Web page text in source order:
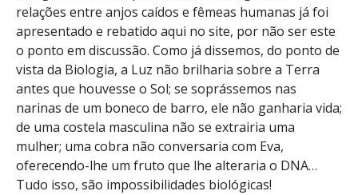
relações entre anjos caídos e fêmeas humanas já foi
apresentado e rebatido aqui no site, por não ser este
o ponto em discussão. Como já dissemos, do ponto de
vista da Biologia, a Luz não brilharia sobre a Terra
antes que houvesse o Sol; se soprássemos nas
narinas de um boneco de barro, ele não ganharia vida;
de uma costela masculina não se extrairia uma
mulher; uma cobra não conversaria com Eva,
oferecendo-lhe um fruto que lhe alteraria o DNA…
Tudo isso, são impossibilidades biológicas!